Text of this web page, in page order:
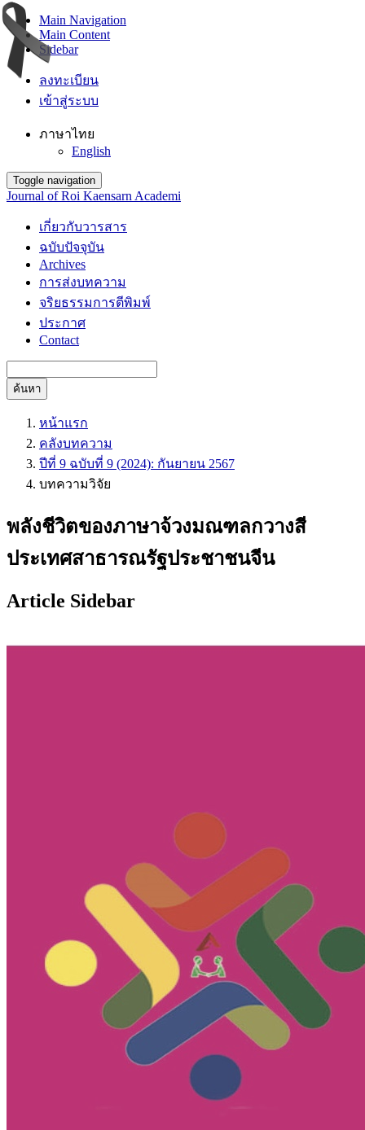
Main Navigation
Main Content
Sidebar
ลงทะเบียน
เข้าสู่ระบบ
ภาษาไทย
English
Toggle navigation
Journal of Roi Kaensarn Academi
เกี่ยวกับวารสาร
ฉบับปัจจุบัน
Archives
การส่งบทความ
จริยธรรมการตีพิมพ์
ประกาศ
Contact
ค้นหา
หน้าแรก
คลังบทความ
ปีที่ 9 ฉบับที่ 9 (2024): กันยายน 2567
บทความวิจัย
พลังชีวิตของภาษาจ้วงมณฑลกวางสี
ประเทศสาธารณรัฐประชาชนจีน
Article Sidebar